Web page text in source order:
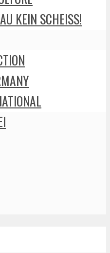
KEIN SCHEISS!